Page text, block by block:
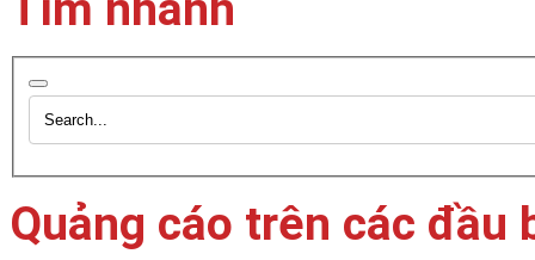
Quảng cáo trên các đầu